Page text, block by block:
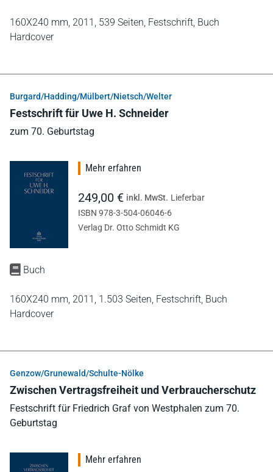
160X240 mm, 2011, 539 Seiten, Festschrift, Buch
Hardcover
Burgard/Hadding/Mülbert/Nietsch/Welter
Festschrift für Uwe H. Schneider
zum 70. Geburtstag
Buch
160X240 mm, 2011, 1.503 Seiten, Festschrift, Buch
Hardcover
Mehr erfahren
249,00 € inkl. MwSt. Lieferbar
ISBN 978-3-504-06046-6
Verlag Dr. Otto Schmidt KG
Genzow/Grunewald/Schulte-Nölke
Zwischen Vertragsfreiheit und Verbraucherschutz
Festschrift für Friedrich Graf von Westphalen zum 70.
Geburtstag
Mehr erfahren